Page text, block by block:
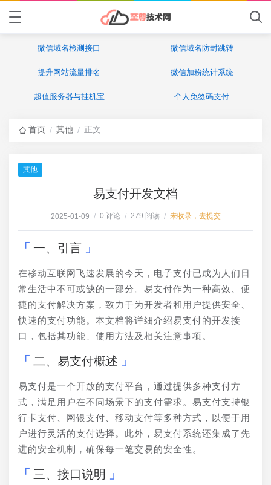
微信域名检测接口 微信域名防封跳转
提升网站流量排名 微信加粉统计系统
超值服务器与挂机宝 个人免签码支付
首页 / 其他 / 正文
其他
易支付开发文档
2025-01-09 / 0 评论 / 279 阅读 / 未收录，去提交
一、引言
在移动互联网飞速发展的今天，电子支付已成为人们日
常生活中不可或缺的一部分。易支付作为一种高效、便
捷的支付解决方案，致力于为开发者和用户提供安全、
快速的支付功能。本文档将详细介绍易支付的开发接
口，包括其功能、使用方法及相关注意事项。
二、易支付概述
易支付是一个开放的支付平台，通过提供多种支付方
式，满足用户在不同场景下的支付需求。易支付支持银
行卡支付、网银支付、移动支付等多种方式，以便于用
户进行灵活的支付选择。此外，易支付系统还集成了先
进的安全机制，确保每一笔交易的安全性。
三、接口说明